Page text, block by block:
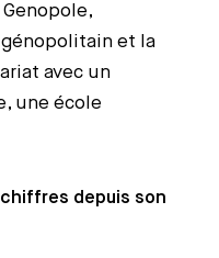
génopolitain et la
avec un
une école
chiffres depuis son